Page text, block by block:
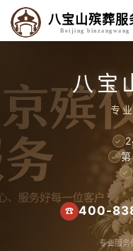
八宝山殡葬服
Beijing binzangwang
八宝
专
✓
✓
✓
☎ 400-
专业服务